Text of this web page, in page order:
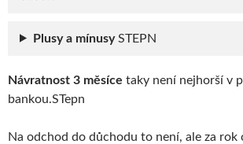
Plusy a mínusySTEPN
Návratnost 3 měsíce taky není nejhorší v
bankou.STepn
Na odchod do důchodu to není, ale za rok